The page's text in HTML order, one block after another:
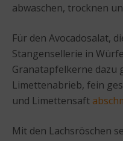
abwaschen, trocknen
Für den Avocadosalat,
Stangensellerie in
Granatapfelkerne dazu
Limettenabrieb, fein
und Limettensaft
Mit den Lachsröschen